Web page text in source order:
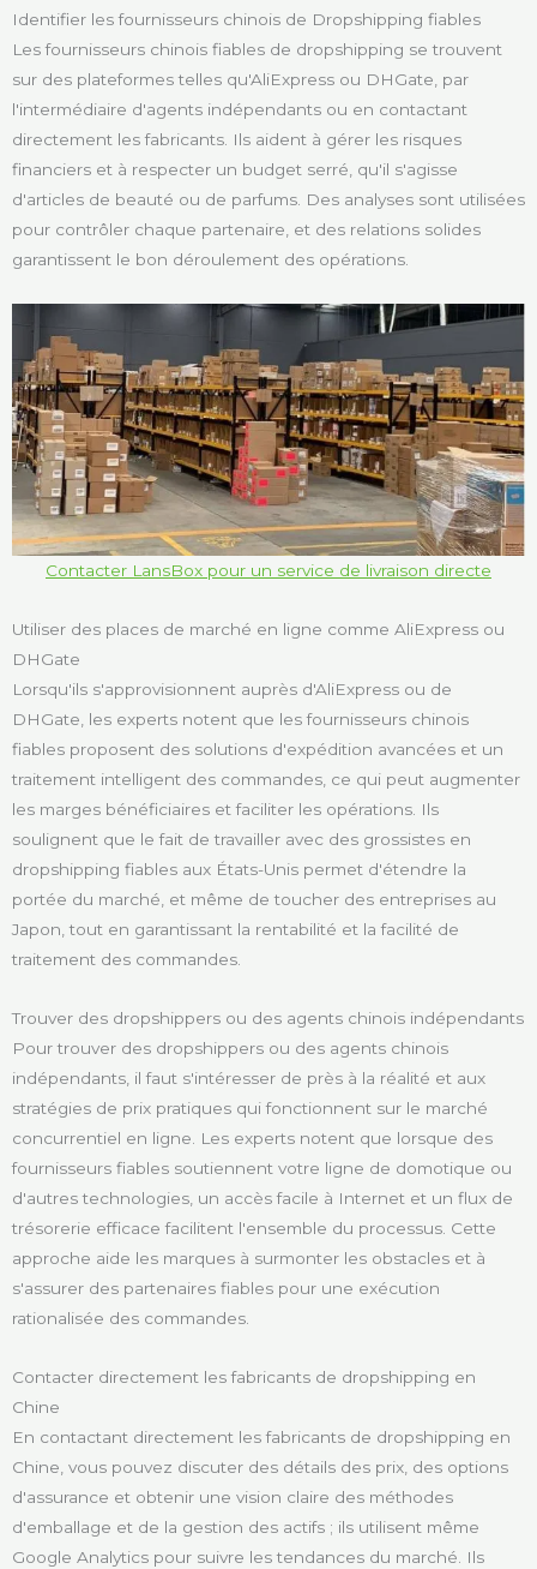
Identifier les fournisseurs chinois de Dropshipping fiables
Les fournisseurs chinois fiables de dropshipping se trouvent
sur des plateformes telles qu'AliExpress ou DHGate, par
l'intermédiaire d'agents indépendants ou en contactant
directement les fabricants. Ils aident à gérer les risques
financiers et à respecter un budget serré, qu'il s'agisse
d'articles de beauté ou de parfums. Des analyses sont utilisées
pour contrôler chaque partenaire, et des relations solides
garantissent le bon déroulement des opérations.
Contacter LansBox pour un service de livraison directe
Utiliser des places de marché en ligne comme AliExpress ou
DHGate
Lorsqu'ils s'approvisionnent auprès d'AliExpress ou de
DHGate, les experts notent que les fournisseurs chinois
fiables proposent des solutions d'expédition avancées et un
traitement intelligent des commandes, ce qui peut augmenter
les marges bénéficiaires et faciliter les opérations. Ils
soulignent que le fait de travailler avec des grossistes en
dropshipping fiables aux États-Unis permet d'étendre la
portée du marché, et même de toucher des entreprises au
Japon, tout en garantissant la rentabilité et la facilité de
traitement des commandes.
Trouver des dropshippers ou des agents chinois indépendants
Pour trouver des dropshippers ou des agents chinois
indépendants, il faut s'intéresser de près à la réalité et aux
stratégies de prix pratiques qui fonctionnent sur le marché
concurrentiel en ligne. Les experts notent que lorsque des
fournisseurs fiables soutiennent votre ligne de domotique ou
d'autres technologies, un accès facile à Internet et un flux de
trésorerie efficace facilitent l'ensemble du processus. Cette
approche aide les marques à surmonter les obstacles et à
s'assurer des partenaires fiables pour une exécution
rationalisée des commandes.
Contacter directement les fabricants de dropshipping en
Chine
En contactant directement les fabricants de dropshipping en
Chine, vous pouvez discuter des détails des prix, des options
d'assurance et obtenir une vision claire des méthodes
d'emballage et de la gestion des actifs ; ils utilisent même
Google Analytics pour suivre les tendances du marché. Ils